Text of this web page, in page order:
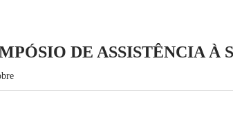
DE ASSISTÊNCIA À